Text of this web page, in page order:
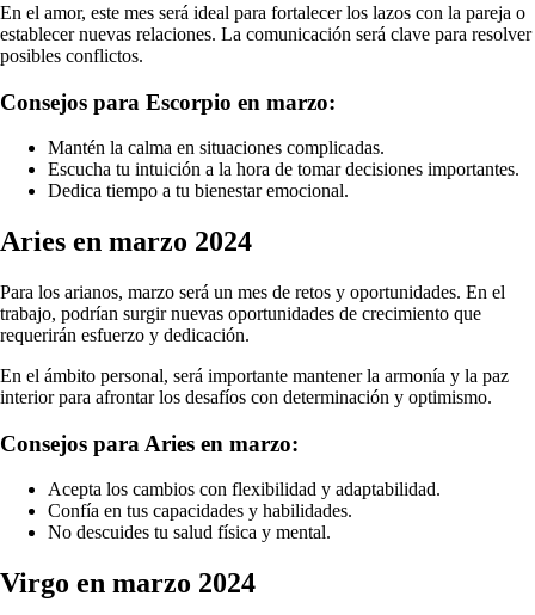
En el amor, este mes será ideal para fortalecer los lazos con la pareja o
establecer nuevas relaciones. La comunicación será clave para resolver
posibles conflictos.
Consejos para Escorpio en marzo:
Mantén la calma en situaciones complicadas.
Escucha tu intuición a la hora de tomar decisiones importantes.
Dedica tiempo a tu bienestar emocional.
Aries en marzo 2024
Para los arianos, marzo será un mes de retos y oportunidades. En el
trabajo, podrían surgir nuevas oportunidades de crecimiento que
requerirán esfuerzo y dedicación.
En el ámbito personal, será importante mantener la armonía y la paz
interior para afrontar los desafíos con determinación y optimismo.
Consejos para Aries en marzo:
Acepta los cambios con flexibilidad y adaptabilidad.
Confía en tus capacidades y habilidades.
No descuides tu salud física y mental.
Virgo en marzo 2024